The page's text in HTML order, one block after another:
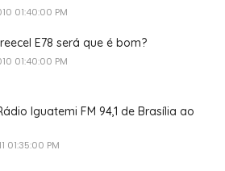
01:40:00 PM
E78 será que é bom?
01:40:00 PM
Iguatemi FM 94,1 de Brasília ao
01:35:00 PM